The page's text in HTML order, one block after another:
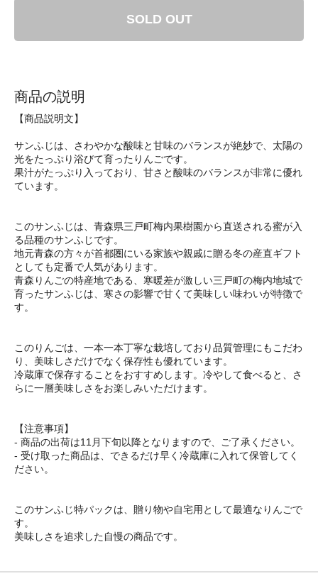
SOLD OUT
商品の説明
【商品説明文】
サンふじは、さわやかな酸味と甘味のバランスが絶妙で、太陽の
光をたっぷり浴びて育ったりんごです。
果汁がたっぷり入っており、甘さと酸味のバランスが非常に優れ
ています。
このサンふじは、青森県三戸町梅内果樹園から直送される蜜が入
る品種のサンふじです。
地元青森の方々が首都圏にいる家族や親戚に贈る冬の産直ギフト
としても定番で人気があります。
青森りんごの特産地である、寒暖差が激しい三戸町の梅内地域で
育ったサンふじは、寒さの影響で甘くて美味しい味わいが特徴で
す。
このりんごは、一本一本丁寧な栽培しており品質管理にもこだわ
り、美味しさだけでなく保存性も優れています。
冷蔵庫で保存することをおすすめします。冷やして食べると、さ
らに一層美味しさをお楽しみいただけます。
【注意事項】
- 商品の出荷は11月下旬以降となりますので、ご了承ください。
- 受け取った商品は、できるだけ早く冷蔵庫に入れて保管してく
ださい。
このサンふじ特パックは、贈り物や自宅用として最適なりんごで
す。
美味しさを追求した自慢の商品です。